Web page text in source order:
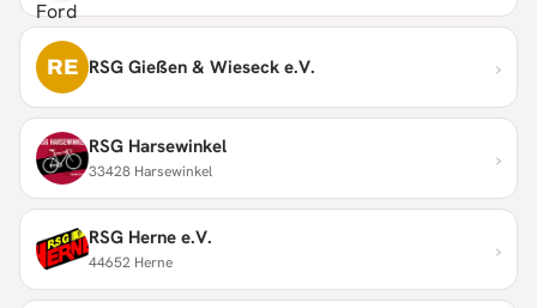
RE RSG Gießen & Wieseck e.V. ›
RSG Harsewinkel
33428 Harsewinkel ›
RSG Herne e.V.
44652 Herne ›